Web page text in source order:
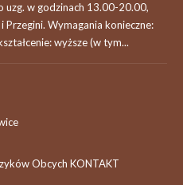
uzg. w godzinach 13.00-20.00,
Przegini. Wymagania konieczne:
wyższe (w tym...
Obcych KONTAKT